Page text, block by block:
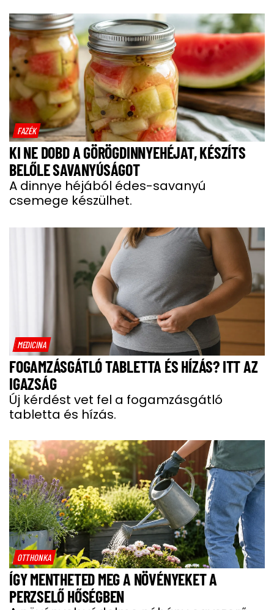
FAZÉK
KI NE DOBD A GÖRÖGDINNYEHÉJAT, KÉSZÍTS
BELŐLE SAVANYÚSÁGOT
A dinnye héjából édes-savanyú
csemege készülhet.
MEDICINA
FOGAMZÁSGÁTLÓ TABLETTA ÉS HÍZÁS? ITT AZ
IGAZSÁG
Új kérdést vet fel a fogamzásgátló
tabletta és hízás.
OTTHONKA
ÍGY MENTHETED MEG A NÖVÉNYEKET A
PERZSELŐ HŐSÉGBEN